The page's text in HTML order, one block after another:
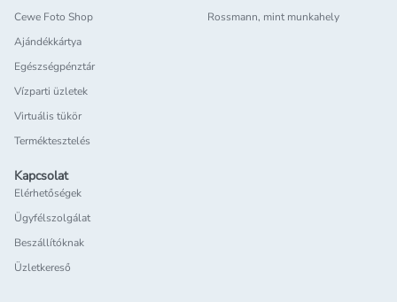
Cewe Foto Shop
Ajándékkártya
Egészségpénztár
Vízparti üzletek
Virtuális tükör
Terméktesztelés
Rossmann, mint munkahely
Kapcsolat
Elérhetőségek
Ügyfélszolgálat
Beszállítóknak
Üzletkereső